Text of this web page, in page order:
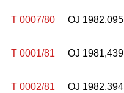
T 0007/80 OJ 1982,095
T 0001/81 OJ 1981,439
T 0002/81 OJ 1982,394